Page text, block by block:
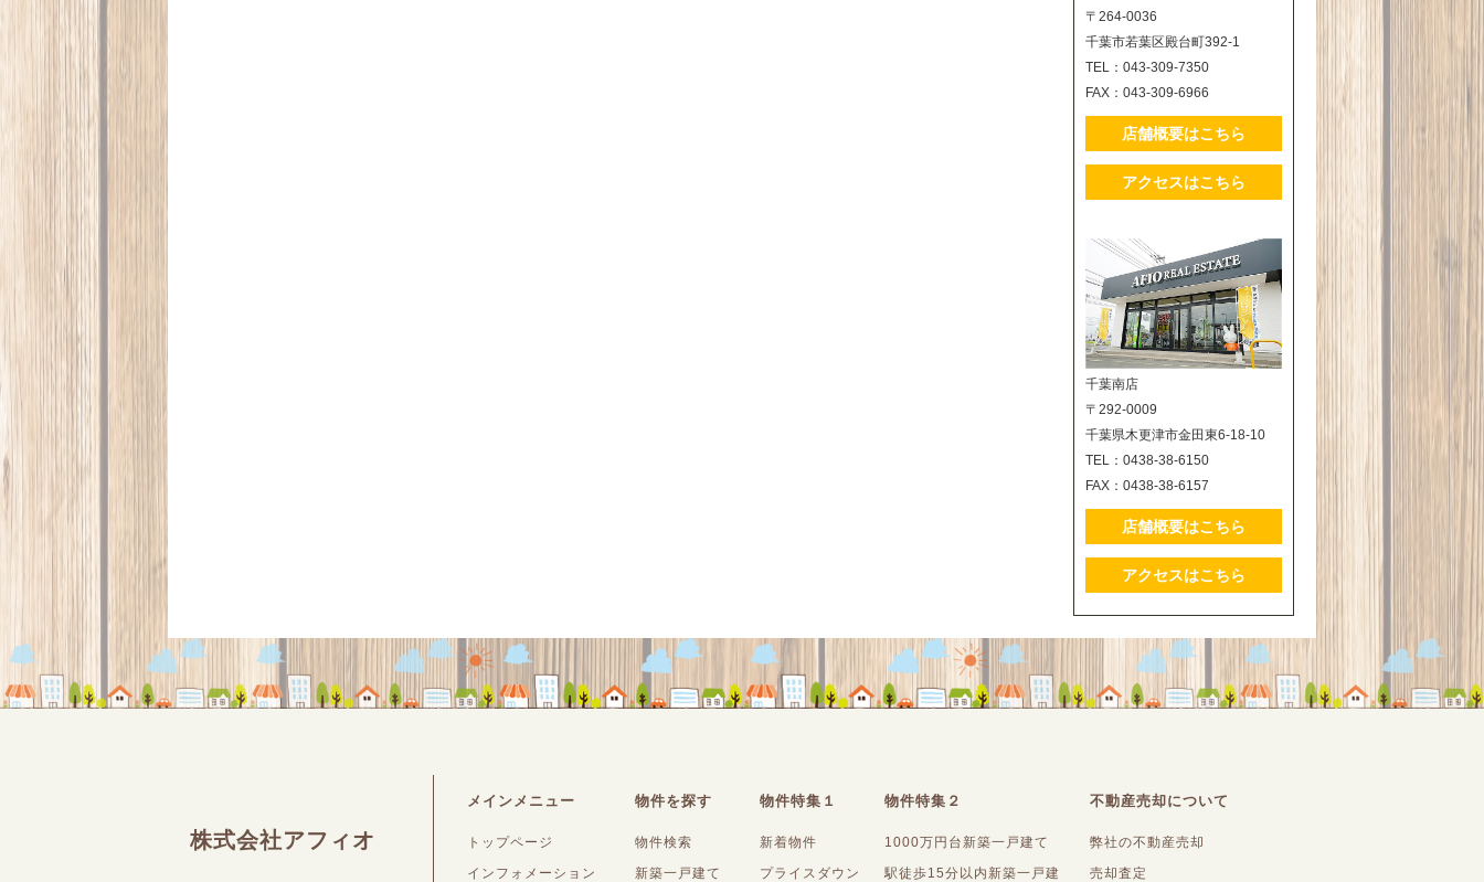
〒264-0036
千葉市若葉区殿台町392-1
TEL：043-309-7350
FAX：043-309-6966
店舗概要はこちら
アクセスはこちら
千葉南店
〒292-0009
千葉県木更津市金田東6-18-10
TEL：0438-38-6150
FAX：0438-38-6157
店舗概要はこちら
アクセスはこちら
株式会社アフィオ
メインメニュー
トップページ
インフォメーション
物件を探す
物件検索
新築一戸建て
物件特集１
新着物件
プライスダウン
物件特集２
1000万円台新築一戸建て
駅徒歩15分以内新築一戸建
不動産売却について
弊社の不動産売却
売却査定